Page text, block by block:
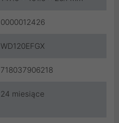
0000012426
WD120EFGX
718037906218
24 miesiące